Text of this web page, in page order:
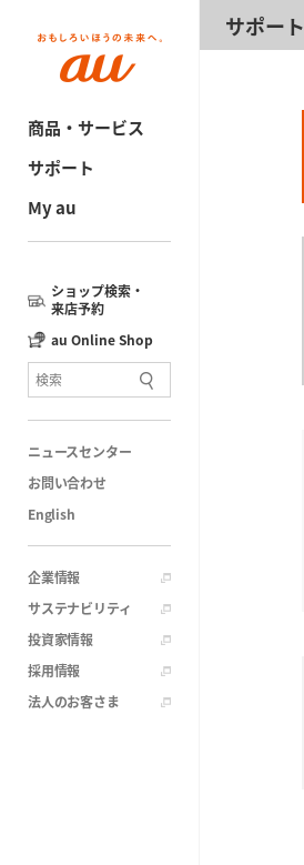
商品・サービス
サポート
My au
ショップ検索・
来店予約
au Online Shop
ニュースセンター
お問い合わせ
English
企業情報
サステナビリティ
投資家情報
採用情報
法人のお客さま
サポート